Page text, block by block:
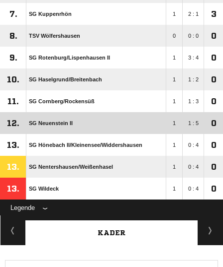
7. SG Kuppenrhön 1 2 : 1 3
8. TSV Wölfershausen 0 0 : 0 0
9. SG Rotenburg/​Lispenhausen II 1 3 : 4 0
10. SG Haselgrund/​Breitenbach 1 1 : 2 0
11. SG Cornberg/​Rockensüß 1 1 : 3 0
12. SG Neuenstein II 1 1 : 5 0
13. SG Hönebach II/​Kleinensee/​Widdershausen 1 0 : 4 0
13. SG Nentershausen/​Weißenhasel 1 0 : 4 0
13. SG Wildeck 1 0 : 4 0
Legende
KADER